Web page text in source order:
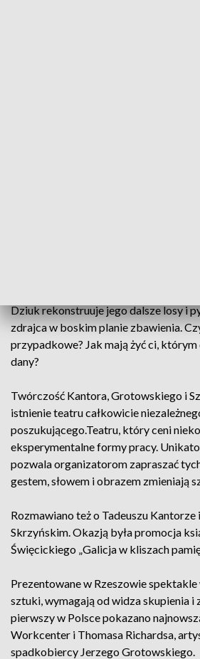
Dziuk rekonstruuje jego dalsze losy i
zdrajca w boskim planie zbawienia.
przypadkowe? Jak mają żyć ci, którym
dany?
Twórczość Kantora, Grotowskiego i
istnienie teatru całkowicie
poszukującego.Teatru, który ceni
eksperymentalne formy pracy.
pozwala organizatorom zapraszać
gestem, słowem i obrazem zmieniają
Rozmawiano też o Tadeuszu
Skrzyńskim. Okazją była promocja
Święcickiego „Galicja w kliszach
Prezentowane w Rzeszowie
sztuki, wymagają od widza skupienia i
pierwszy w Polsce pokazano
Workcenter i Thomasa Richardsa,
spadkobiercy Jerzego Grotowskiego.